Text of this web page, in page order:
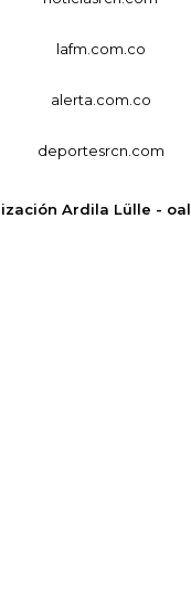
lafm.com.co
alerta.com.co
deportesrcn.com
Ardila Lülle -